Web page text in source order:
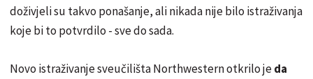
doživjeli su takvo ponašanje, ali nikada nije bilo istraživanja
koje bi to potvrdilo - sve do sada.
Novo istraživanje sveučilišta Northwestern otkrilo jeda